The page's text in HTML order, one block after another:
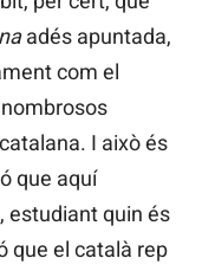
adés apuntada,
com el
I això és
que aquí
estudiant quin és
que el català rep